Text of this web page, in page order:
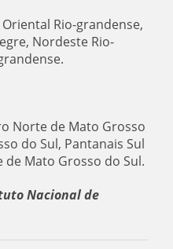
Rio-grandense,
Nordeste Rio-
Norte de Mato Grosso
do Sul, Pantanais Sul
de Mato Grosso do Sul.
Nacional de